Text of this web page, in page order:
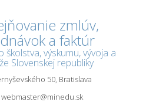
zmlúv,
a faktúr
školstva, výskumu, vývoja a
Slovenskej republiky
50, Bratislava
webmaster@minedu.sk